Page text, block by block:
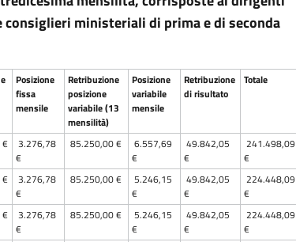
ministeriali di prima e di seconda
Posizione
fissa
mensile
Retribuzione
posizione
variabile (13
mensilità)
Posizione
variabile
mensile
Retribuzione
di risultato
Totale
€
3.276,78
€
85.250,00 €
6.557,69
€
49.842,05
€
241.498,09
€
€
3.276,78
€
85.250,00 €
5.246,15
€
49.842,05
€
224.448,09
€
€
3.276,78
€
85.250,00 €
5.246,15
€
49.842,05
€
224.448,09
€